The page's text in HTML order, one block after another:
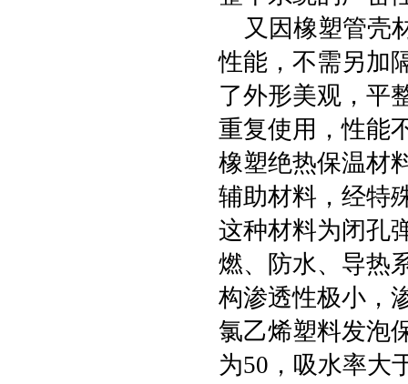
又因橡塑管壳
性能，不需另加
了外形美观，平
重复使用，性能
橡塑绝热保温材
辅助材料，经特
这种材料为闭孔
燃、防水、导热
构渗透性极小，
氯乙烯塑料发泡
为50，吸水率大